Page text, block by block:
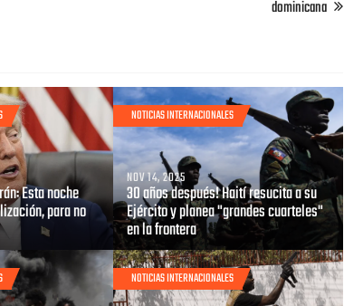
dominicana
Esta noche
para no
NOTICIAS INTERNACIONALES
NOV 14, 2025
30 años después! Haití resucita a su
Ejército y planea "grandes cuarteles"
en la frontera
NOTICIAS INTERNACIONALES